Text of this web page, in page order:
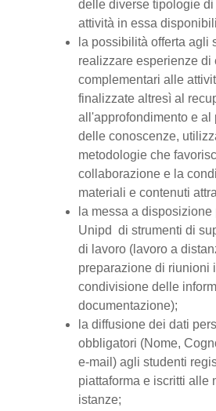
delle diverse tipologie di
attività in essa
la possibilità offerta agli
realizzare esperienze di
complementari alle
finalizzate altresì al
all'approfondimento e al
delle conoscenze,
metodologie che
collaborazione e la
materiali e contenuti
la messa a
Unipd di strumenti di
di lavoro (lavoro a
preparazione di riunioni
condivisione delle
documentazione);
la diffusione dei dati
obbligatori (Nome,
e-mail) agli studenti
piattaforma e iscritti alle
istanze;